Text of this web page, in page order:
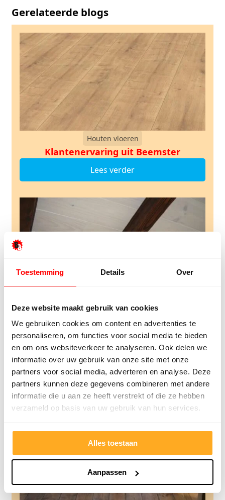
Toestemming Details Over
Deze website maakt gebruik van cookies
We gebruiken cookies om content en advertenties te
personaliseren, om functies voor social media te bieden
en om ons websiteverkeer te analyseren. Ook delen we
informatie over uw gebruik van onze site met onze
partners voor social media, adverteren en analyse. Deze
partners kunnen deze gegevens combineren met andere
informatie die u aan ze heeft verstrekt of die ze hebben
verzameld op basis van uw gebruik van hun services.
Alles toestaan
Aanpassen
Gerelateerde blogs
Houten vloeren
Klantenervaring uit Beemster
Lees verder
Houten vloeren
Valbeveiliging houten vloer
bovenverdieping
Lees verder